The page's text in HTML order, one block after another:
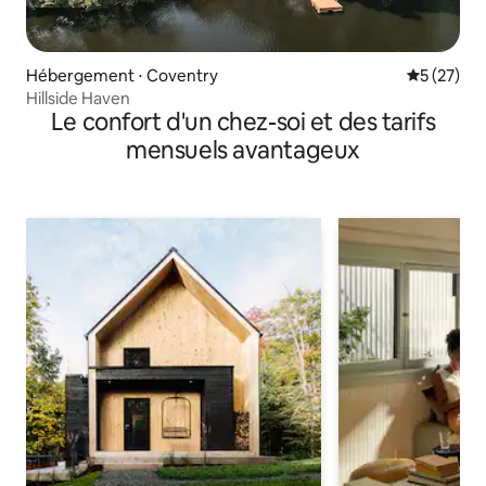
Hébergement ⋅ Coventry
5 (27)
Hillside Haven
Le confort d'un chez-soi et des tarifs
mensuels avantageux